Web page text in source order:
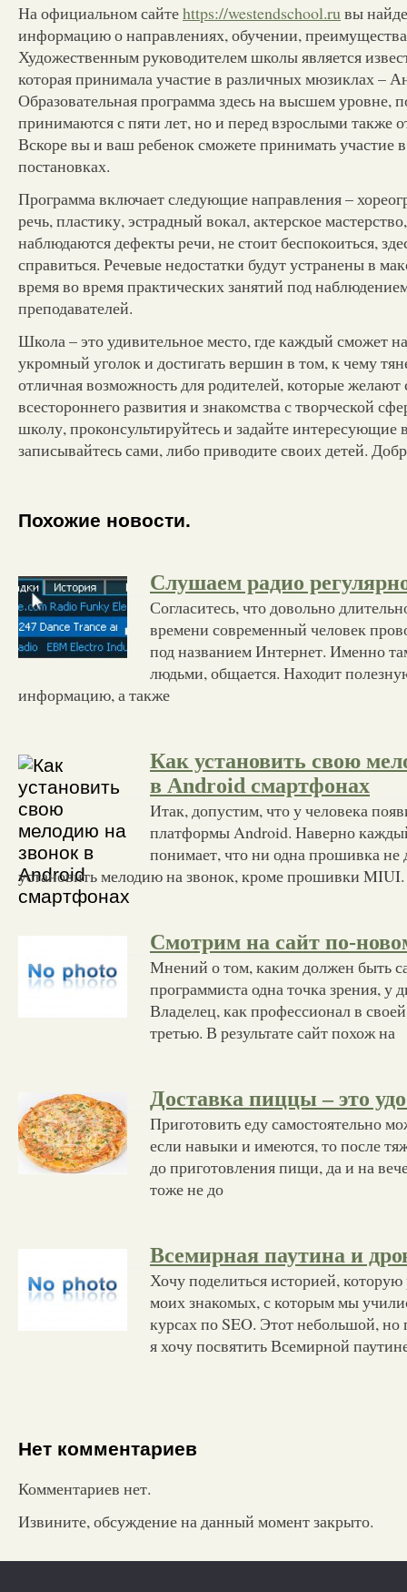
На официальном сайтеhttps://westendschool.ru вы
информацию о направлениях, обучении,
Художественным руководителем школы является
которая принимала участие в различных мюзиклах –
Образовательная программа здесь на высшем уровне,
принимаются с пяти лет, но и перед взрослыми также
Вскоре вы и ваш ребенок сможете принимать участие
постановках.
Программа включает следующие направления –
речь, пластику, эстрадный вокал, актерское
наблюдаются дефекты речи, не стоит беспокоиться,
справиться. Речевые недостатки будут устранены в
время во время практических занятий под
преподавателей.
Школа – это удивительное место, где каждый сможет
укромный уголок и достигать вершин в том, к чему
отличная возможность для родителей, которые желают
всестороннего развития и знакомства с творческой
школу, проконсультируйтесь и задайте интересующие
записывайтесь сами, либо приводите своих детей.
Похожие новости.
Слушаем радио
Согласитесь, что довольно
времени современный человек
под названием Интернет. Именно
людьми, общается. Находит
информацию, а также
Как установить свою
в Android смартфонах
Итак, допустим, что у человека
платформы Android. Наверно
понимает, что ни одна прошивка не
установить мелодию на звонок, кроме прошивки MIUI.
Смотрим на сайт по-
Мнений о том, каким должен быть
программиста одна точка зрения, у
Владелец, как профессионал в
третью. В результате сайт похож на
Доставка пиццы – это
Приготовить еду самостоятельно
если навыки и имеются, то после
до приготовления пищи, да и на
тоже не до
Всемирная паутина и
Хочу поделиться историей, которую
моих знакомых, с которым мы
курсах по SEO. Этот небольшой, но
я хочу посвятить Всемирной
Нет комментариев
Комментариев нет.
Извините, обсуждение на данный момент закрыто.